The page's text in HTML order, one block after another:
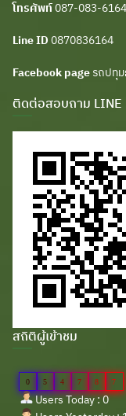
โทรศัพท์087-083-6164
Line ID 0870836164
Facebook page รถปทุ
ติดต่อสอบถาม LINE
สถิติผู้เข้าชม
0 5 4 7 8 7
Users Today : 0